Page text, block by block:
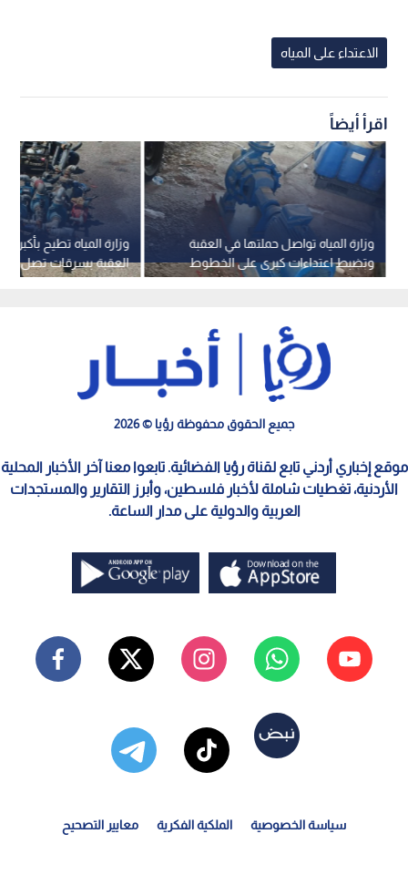
الاعتداء على المياه
اقرأ أيضاً
وزارة المياه تطيح بأكبر
مكعب يوميا.. فيديو
وزارة المياه تواصل حملتها في العقبة
وتضبط اعتداءات كبرى على الخطوط
الناقلة.. فيديو
جميع الحقوق محفوظة رؤيا © 2026
موقع إخباري أردني تابع لقناة رؤيا الفضائية. تابعوا معنا آخر الأخبار المحلية
الأردنية، تغطيات شاملة لأخبار فلسطين، وأبرز التقارير والمستجدات
العربية والدولية على مدار الساعة.
سياسة الخصوصية الملكية الفكرية معايير التصحيح